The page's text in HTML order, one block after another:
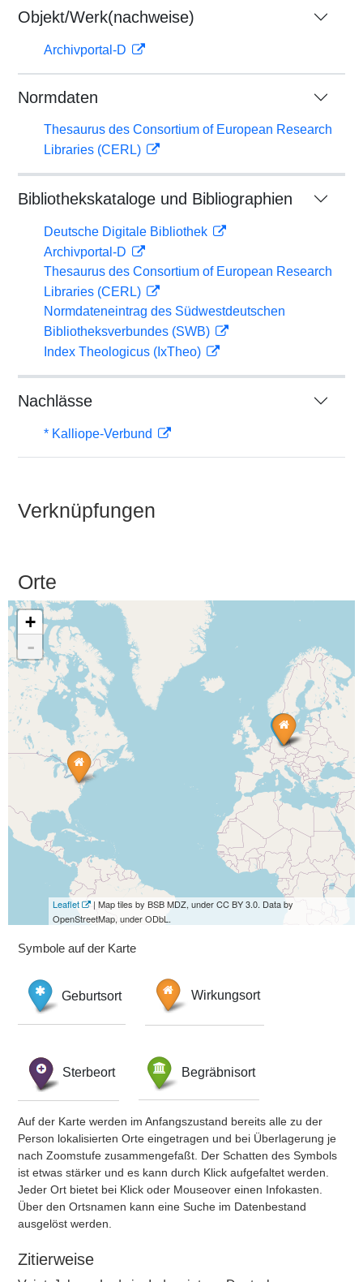
Objekt/Werk(nachweise)
Archivportal-D
Normdaten
Thesaurus des Consortium of European Research
Libraries (CERL)
Bibliothekskataloge und Bibliographien
Deutsche Digitale Bibliothek
Archivportal-D
Thesaurus des Consortium of European Research
Libraries (CERL)
Normdateneintrag des Südwestdeutschen
Bibliotheksverbundes (SWB)
Index Theologicus (IxTheo)
Nachlässe
* Kalliope-Verbund
Verknüpfungen
Orte
+
-
Leaflet
| Map tiles by BSB MDZ, under CC BY 3.0. Data by
OpenStreetMap, under ODbL.
Symbole auf der Karte
Geburtsort Wirkungsort
Sterbeort Begräbnisort
Auf der Karte werden im Anfangszustand bereits alle zu der
Person lokalisierten Orte eingetragen und bei Überlagerung je
nach Zoomstufe zusammengefaßt. Der Schatten des Symbols
ist etwas stärker und es kann durch Klick aufgefaltet werden.
Jeder Ort bietet bei Klick oder Mouseover einen Infokasten.
Über den Ortsnamen kann eine Suche im Datenbestand
ausgelöst werden.
Zitierweise